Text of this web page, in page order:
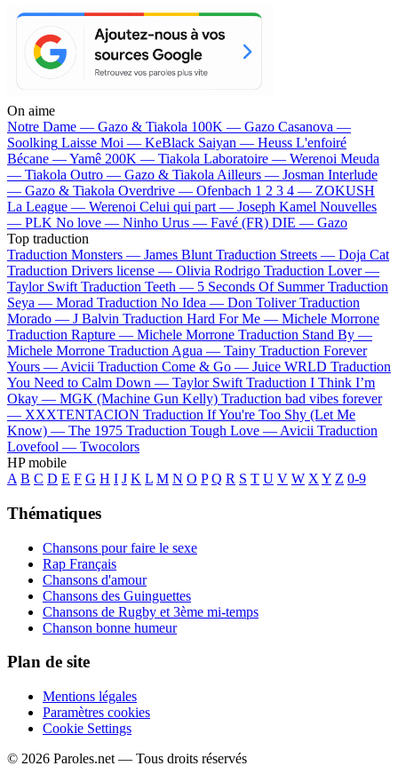
On aime
Notre Dame — Gazo & Tiakola 100K — Gazo Casanova —
Soolking Laisse Moi — KeBlack Saiyan — Heuss L'enfoiré
Bécane —Yamê 200K — Tiakola Laboratoire — Werenoi Meuda
— Tiakola Outro — Gazo & Tiakola Ailleurs — Josman Interlude
— Gazo & Tiakola Overdrive — Ofenbach 1 2 3 4 — ZOKUSH
La League — Werenoi Celui qui part — Joseph Kamel Nouvelles
— PLK No love — Ninho Urus — Favé (FR) DIE — Gazo
Top traduction
Traduction Monsters — James Blunt Traduction Streets — Doja Cat
Traduction Drivers license — Olivia Rodrigo Traduction Lover —
Taylor Swift Traduction Teeth — 5 Seconds Of Summer Traduction
Seya — Morad Traduction No Idea — Don Toliver Traduction
Morado — J Balvin Traduction Hard For Me — Michele Morrone
Traduction Rapture — Michele Morrone Traduction Stand By —
Michele Morrone Traduction Agua — Tainy Traduction Forever
Yours — Avicii Traduction Come & Go — Juice WRLD Traduction
You Need to Calm Down — Taylor Swift Traduction I Think I’m
Okay — MGK (Machine Gun Kelly) Traduction bad vibes forever
— XXXTENTACION Traduction If You're Too Shy (Let Me
Know) — The 1975 Traduction Tough Love — Avicii Traduction
Lovefool — Twocolors
HP mobile
A B C D E F G H I J K L M N O P Q R S T U V W X Y Z 0-9
Thématiques
Chansons pour faire le sexe
Rap Français
Chansons d'amour
Chansons des Guinguettes
Chansons de Rugby et 3ème mi-temps
Chanson bonne humeur
Plan de site
Mentions légales
Paramètres cookies
Cookie Settings
© 2026 Paroles.net — Tous droits réservés